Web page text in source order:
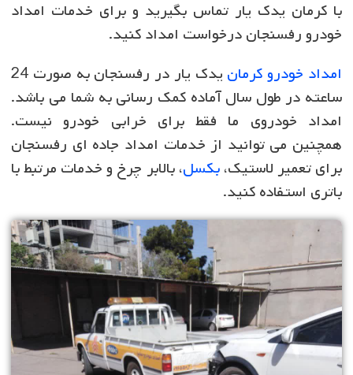
با کرمان یدک یار تماس بگیرید و برای خدمات امداد
خودرو رفسنجان درخواست امداد کنید.
امداد خودرو کرمان
یدک یار در رفسنجان به صورت 24
ساعته در طول سال آماده کمک رسانی به شما می باشد.
امداد خودروی ما فقط برای خرابی خودرو نیست.
همچنین می توانید از خدمات امداد جاده ای رفسنجان
برای تعمیر لاستیک،بکسل، بالابر چرخ و خدمات مرتبط با
باتری استفاده کنید.